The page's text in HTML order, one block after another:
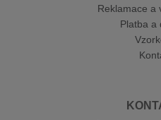
Reklamace a
Platba a